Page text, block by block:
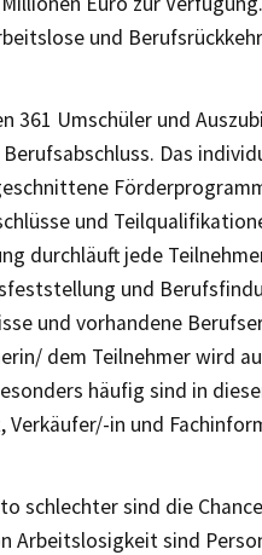
und
361 Umschüler und
Das
und
durchläuft jede
und
und vorhandene
dem Teilnehmer wird
häufig sind in
in und
schlechter sind die
Arbeitslosigkeit sind